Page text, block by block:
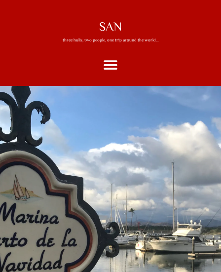
SAN
three hulls, two people, one trip around the world…